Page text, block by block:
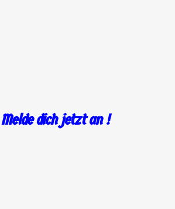
dich jetzt an !